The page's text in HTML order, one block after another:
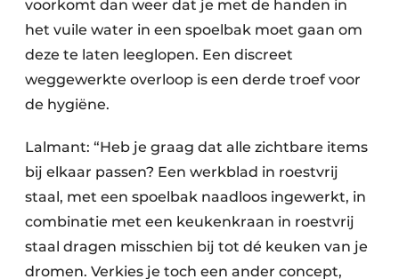
voorkomt dan weer dat je met de handen in
het vuile water in een spoelbak moet gaan om
deze te laten leeglopen. Een discreet
weggewerkte overloop is een derde troef voor
de hygiëne.
Lalmant: “Heb je graag dat alle zichtbare items
bij elkaar passen? Een werkblad in roestvrij
staal, met een spoelbak naadloos ingewerkt, in
combinatie met een keukenkraan in roestvrij
staal dragen misschien bij tot dé keuken van je
dromen. Verkies je toch een ander concept,